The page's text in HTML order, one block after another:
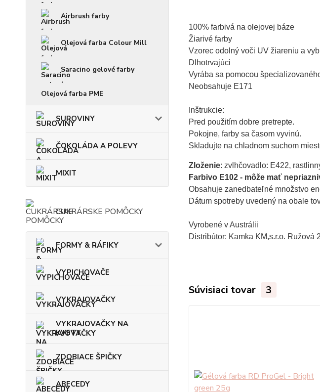
Airbrush farby
Olejová farba Colour Mill
Saracino gelové farby
Olejová farba PME
SUROVINY
ČOKOLÁDA A POLEVY
MIXIT
CUKRÁRSKE POMÔCKY
FORMY & RÁFIKY
VYPICHOVAČE
VYKRAJOVAČKY
VYKRAJOVAČKY NA
KVETY
ZDOBIACE ŠPIČKY
ABECEDY
100% farbivá na olejovej báze
Žiarivé farby
Vzorec odolný voči UV žiareniu a
Dlhotrvajúci
Vyrába sa pomocou
Neobsahuje E171
Inštrukcie:
Pred použitím dobre pretrepte.
Pokojne, farby sa časom vyvinú.
Skladujte na chladnom suchom
Zloženie: zvlhčovadlo: E422,
Farbivo E102 - môže mať
Obsahuje zanedbateľné množstvo
Dátum spotreby uvedený na obale
Vyrobené v Austrálii
Distribútor: Kamka KM,s.r.o. Ružová
Súvisiaci tovar 3